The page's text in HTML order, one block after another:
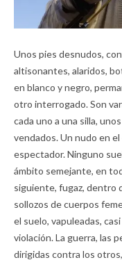
Unos pies desnudos,
altisonantes, alaridos,
en blanco y negro,
otro interrogado. Son
cada uno a una silla,
vendados. Un nudo en
espectador. Ninguno
ámbito semejante, en
siguiente, fugaz, dentro
sollozos de cuerpos
el suelo, vapuleadas,
violación. La guerra, las
dirigidas contra los